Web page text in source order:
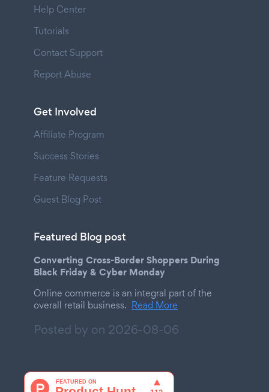
Help Center
Tutorials
Contact Support
Report Abuse
Get Involved
Affiliate Program
Success Stories
Feature Requests
Guest Blog Post
Featured Blog post
Converting Cross-Border Shoppers During
Black Friday & Cyber Monday
Online commerce is an integral part of the
overall retail business. Read More
Posted by on 2026-08-06